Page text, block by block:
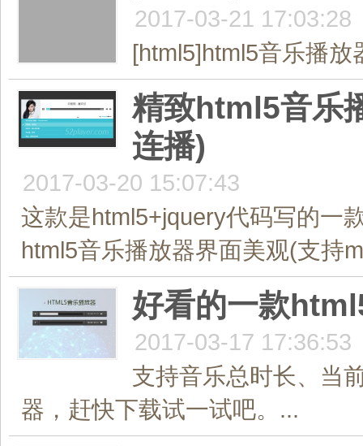
2017-03-21 17:03:28
[html5]html5音乐播
精致html5音乐
连播)
2017-03-20 15:07:43
这款是html5+jquery代码写的一
html5音乐播放器界面美观(支持
好看的一款
2017-03-17 17:36:53
支持音乐总时长、当
器，赶快下载试一试吧。...